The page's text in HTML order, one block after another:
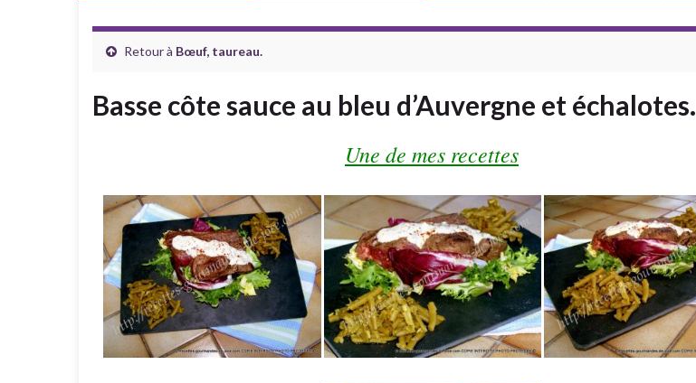
Retour à Bœuf, taureau.
Basse côte sauce au bleu d’Auvergne et échalotes.
Une de mes recettes